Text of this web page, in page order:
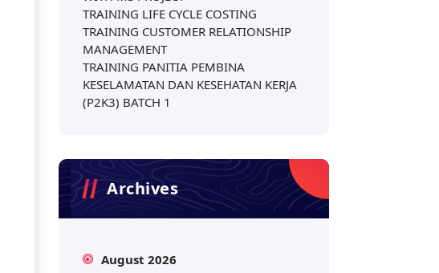
TRAINING LIFE CYCLE COSTING
TRAINING CUSTOMER RELATIONSHIP
MANAGEMENT
TRAINING PANITIA PEMBINA
KESELAMATAN DAN KESEHATAN KERJA
(P2K3) BATCH 1
Archives
August 2026